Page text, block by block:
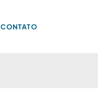
CONTATO